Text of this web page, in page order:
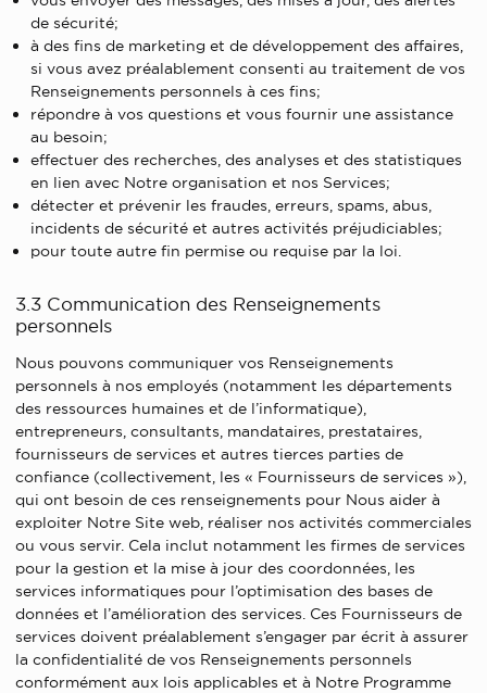
de sécurité;
à des fins de marketing et de développement des affaires,
si vous avez préalablement consenti au traitement de vos
Renseignements personnels à ces fins;
répondre à vos questions et vous fournir une assistance
au besoin;
effectuer des recherches, des analyses et des statistiques
en lien avec Notre organisation et nos Services;
détecter et prévenir les fraudes, erreurs, spams, abus,
incidents de sécurité et autres activités préjudiciables;
pour toute autre fin permise ou requise par la loi.
3.3 Communication des Renseignements
personnels
Nous pouvons communiquer vos Renseignements
personnels à nos employés (notamment les départements
des ressources humaines et de l’informatique),
entrepreneurs, consultants, mandataires, prestataires,
fournisseurs de services et autres tierces parties de
confiance (collectivement, les « Fournisseurs de services »),
qui ont besoin de ces renseignements pour Nous aider à
exploiter Notre Site web, réaliser nos activités commerciales
ou vous servir. Cela inclut notamment les firmes de services
pour la gestion et la mise à jour des coordonnées, les
services informatiques pour l’optimisation des bases de
données et l’amélioration des services. Ces Fournisseurs de
services doivent préalablement s’engager par écrit à assurer
la confidentialité de vos Renseignements personnels
conformément aux lois applicables et à Notre Programme